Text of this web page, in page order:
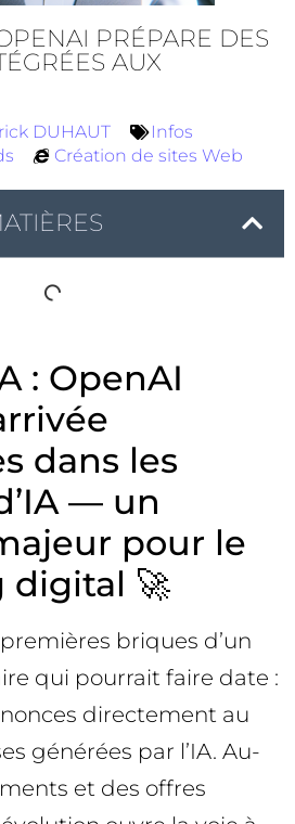
PRÉPARE DES
AUX
DUHAUT
Infos
Création de sites Web
: OpenAI
dans les
— un
pour le
digital 🚀
briques d’un
qui pourrait faire date :
directement au
générées par l’IA. Au-
et des offres